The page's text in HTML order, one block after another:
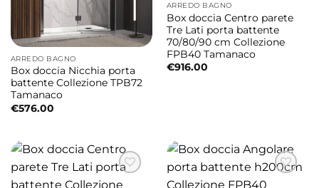
ARREDO BAGNO
Box doccia Nicchia porta
battente Collezione TPB72
Tamanaco
€576.00
ARREDO BAGNO
Box doccia Centro parete
Tre Lati porta battente
70/80/90 cm Collezione
FPB40 Tamanaco
€916.00